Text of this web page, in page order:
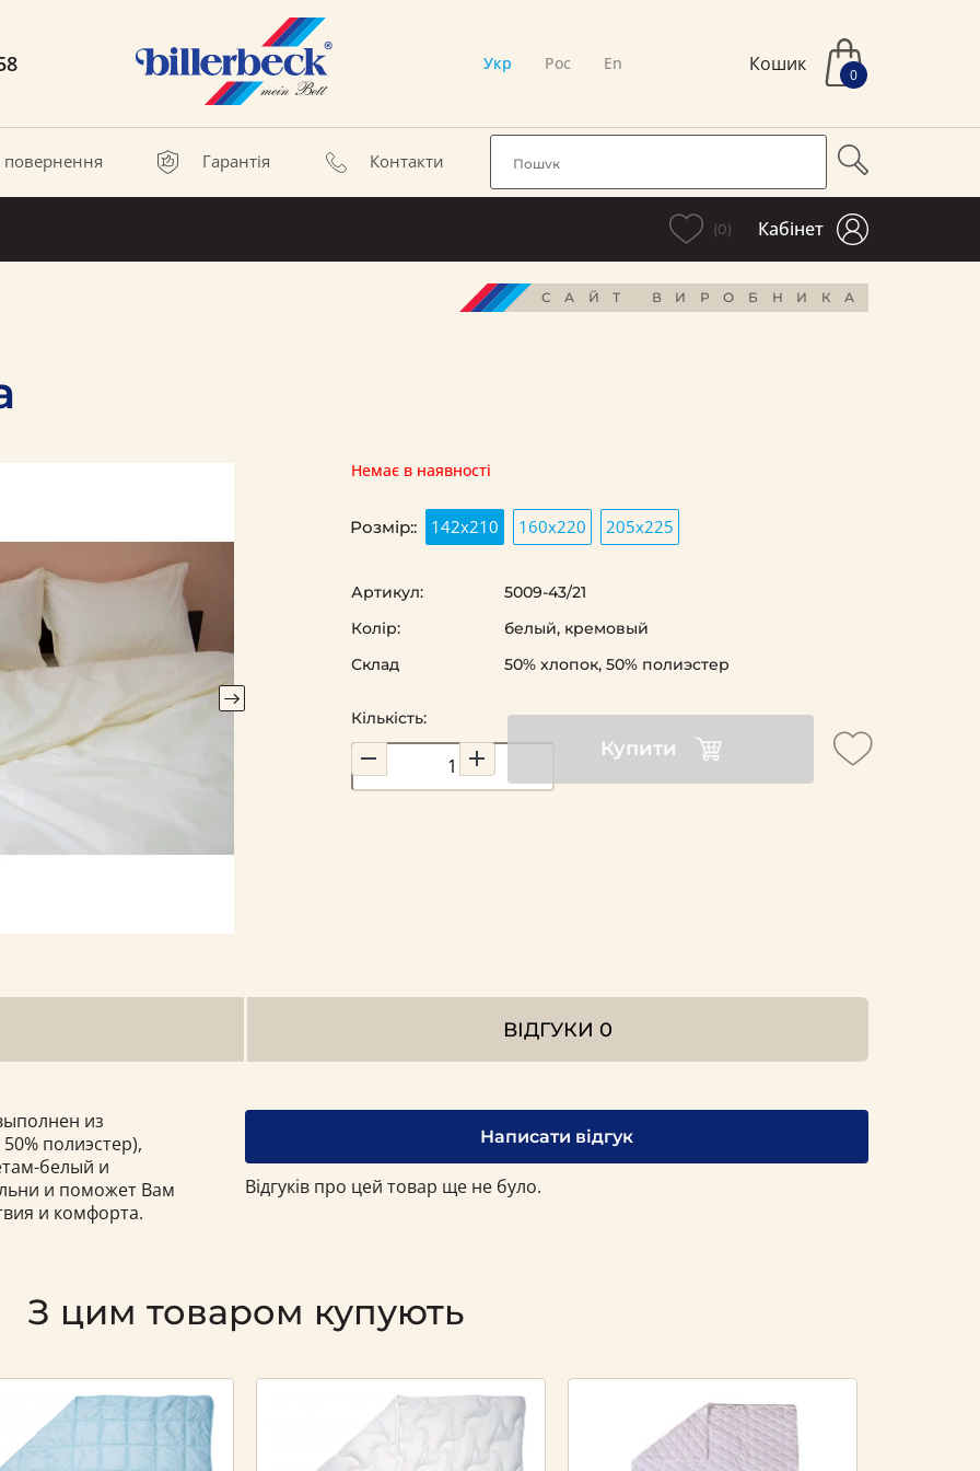
Укр Рос En Кошик 0
повернення Гарантія Контакти
(0) Кабінет
САЙТ ВИРОБНИКА
Немає в наявності
Розмір:: 142х210 160х220 205х225
Кількість:
Купити
Артикул:
5009-43/21
Колір:
белый, кремовый
Склад
50% хлопок, 50% полиэстер
ВІДГУКИ 0
из
полиэстер),
белый и
и поможет Вам
и комфорта.
Написати відгук
Відгуків про цей товар ще не було.
З цим товаром купують